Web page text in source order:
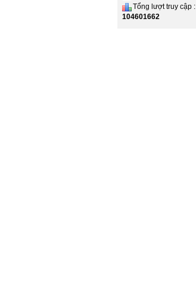
Tổng lượt truy cập :
104601662